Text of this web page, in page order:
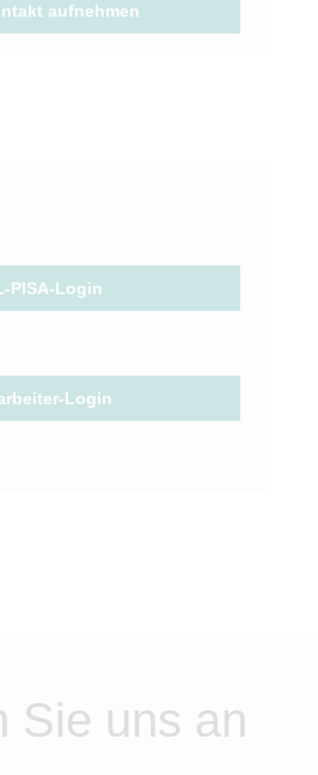
aufnehmen
PISA-Login
Login
Sie uns an